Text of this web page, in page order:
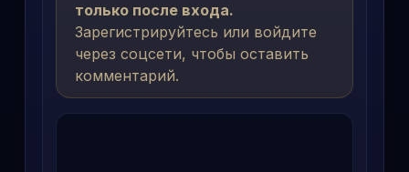
только после входа.
Зарегистрируйтесь или войдите
через соцсети, чтобы оставить
комментарий.